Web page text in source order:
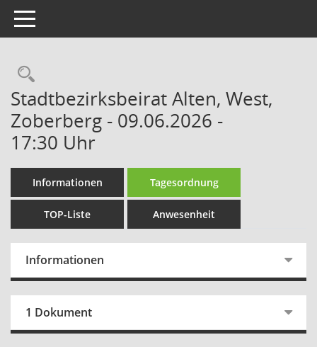
Toggle navigation
Rechercheauswahl
Stadtbezirksbeirat Alten, West,
Zoberberg - 09.06.2026 -
17:30 Uhr
Informationen Tagesordnung
TOP-Liste Anwesenheit
Informationen
1 Dokument